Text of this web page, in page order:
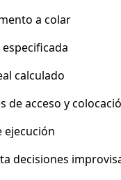
a colar
calculado
acceso y
decisiones